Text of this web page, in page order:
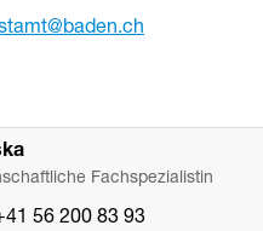
@baden.ch
Fachspezialistin
56 200 83 93